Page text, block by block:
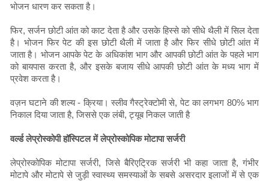
भोजन धारण कर सकता है।
फिर, सर्जन छोटी आंत को काट देता है और उसके हिस्से को सीधे थैली में सिल देता
है। भोजन फिर पेट की इस छोटी थैली में जाता है और फिर सीधे छोटी आंत में
जाता है। भोजन आपके पेट के अधिकांश भाग और आपकी छोटी आंत के पहले भाग
को बायपास करता है, और इसके बजाय सीधे आपकी छोटी आंत के मध्य भाग में
प्रवेश करता है।
वज़न घटाने की शल्य - क्रिया। स्लीव गैस्ट्रेक्टोमी से, पेट का लगभग 80% भाग
निकाल दिया जाता है, जिससे एक लंबी, ट्यूब निकल जाती है
वर्ल्ड लेप्रोस्कोपी हॉस्पिटल में लेप्रोस्कोपिक मोटापा सर्जरी
लेप्रोस्कोपिक मोटापा सर्जरी, जिसे बैरिएट्रिक सर्जरी भी कहा जाता है, गंभीर
मोटापे और मोटापे से जुड़ी स्वास्थ्य समस्याओं के सबसे असरदार इलाजों में से एक